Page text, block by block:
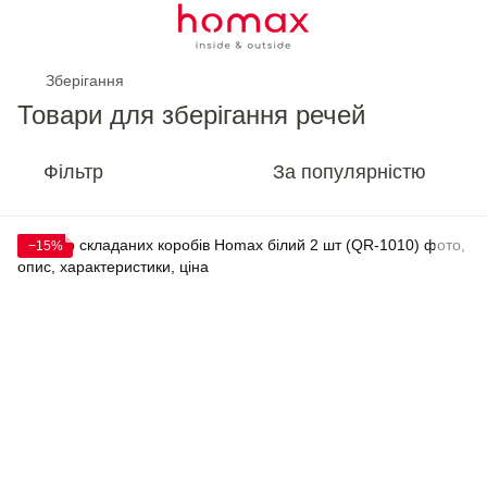
Зберігання
Товари для зберігання речей
Фільтр За популярністю
−15%